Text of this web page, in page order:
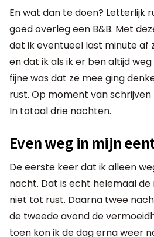
En wat dan te doen? Letterlijk
goed overleg een B&B. Met
dat ik eventueel last minute af
en dat ik als ik er ben altijd
fijne was dat ze mee ging
rust. Op moment van schrijven
In totaal drie nachten.
Even weg in mijn
De eerste keer dat ik alleen
nacht. Dat is echt helemaal
niet tot rust. Daarna twee
de tweede avond de
toen kon ik de dag erna weer